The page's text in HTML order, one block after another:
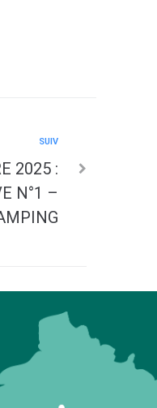
SUIV
2025 :
N°1 –